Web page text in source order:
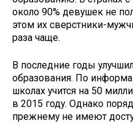
около 90% девушек не
этом их сверстники-
раза чаще.
В последние годы
образования. По
школах учится на 50
в 2015 году. Однако
прежнему не имеют